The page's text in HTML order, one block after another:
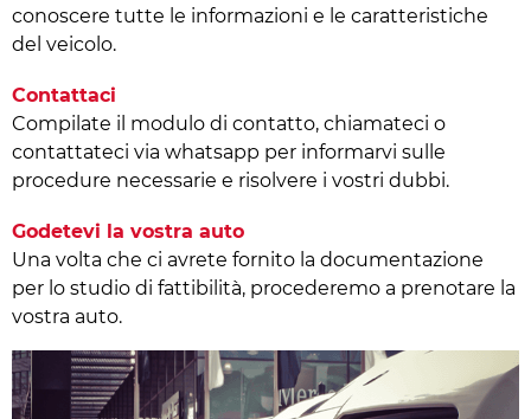
conoscere tutte le informazioni e le caratteristiche
del veicolo.
Contattaci
Compilate il modulo di contatto, chiamateci o
contattateci via whatsapp per informarvi sulle
procedure necessarie e risolvere i vostri dubbi.
Godetevi la vostra auto
Una volta che ci avrete fornito la documentazione
per lo studio di fattibilità, procederemo a prenotare la
vostra auto.